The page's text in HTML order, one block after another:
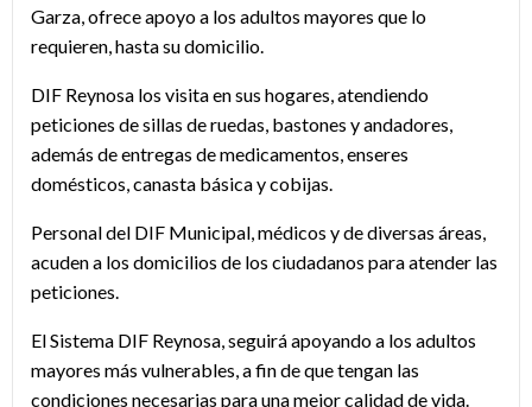
Garza, ofrece apoyo a los adultos mayores que lo
requieren, hasta su domicilio.
DIF Reynosa los visita en sus hogares, atendiendo
peticiones de sillas de ruedas, bastones y andadores,
además de entregas de medicamentos, enseres
domésticos, canasta básica y cobijas.
Personal del DIF Municipal, médicos y de diversas áreas,
acuden a los domicilios de los ciudadanos para atender las
peticiones.
El Sistema DIF Reynosa, seguirá apoyando a los adultos
mayores más vulnerables, a fin de que tengan las
condiciones necesarias para una mejor calidad de vida.